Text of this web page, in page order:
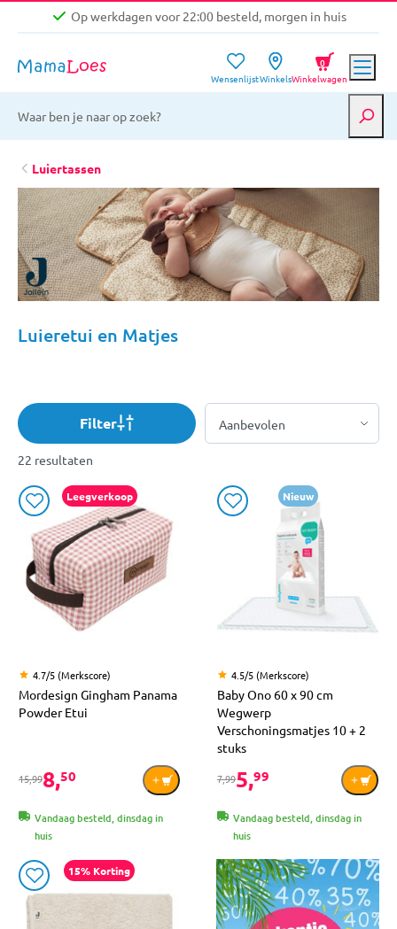
Op werkdagen voor 22:00 besteld, morgen in huis
Gratis verzending vanaf €39,-
Op werkdagen voor 22:00 besteld, morgen in huis
WensenlijstWinkelsWinkelwagen
0
Luiertassen
Luieretui en Matjes
Filter
22 resultaten
Leegverkoop
4.7/5 (Merkscore)
Mordesign Gingham Panama
Powder Etui
15,998,50
Vandaag besteld, dinsdag in
huis
Nieuw
4.5/5 (Merkscore)
Baby Ono 60 x 90 cm
Wegwerp
Verschoningsmatjes 10 + 2
stuks
7,995,99
Vandaag besteld, dinsdag in
huis
15% Korting